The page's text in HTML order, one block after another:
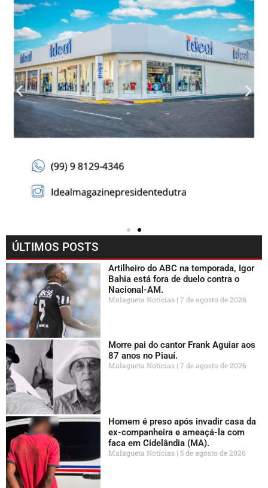
ÚLTIMOS POSTS
Artilheiro do ABC na temporada, Igor
Bahia está fora de duelo contra o
Nacional-AM.
Malagueta Notícias 7 de agosto de 2026
Morre pai do cantor Frank Aguiar aos
87 anos no Piauí.
Malagueta Notícias 7 de agosto de 2026
Homem é preso após invadir casa da
ex-companheira e ameaçá-la com
faca em Cidelândia (MA).
Malagueta Notícias 5 de agosto de 2026